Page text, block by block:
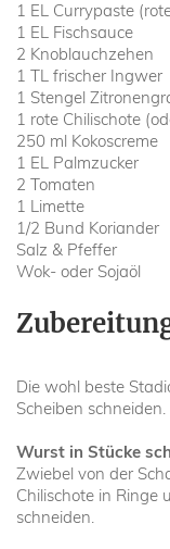
1 EL Currypaste
1 EL Fischsauce
2 Knoblauchzehen
1 TL frischer Ingwer
1 Stengel
1 rote Chilischote
250 ml Kokoscreme
1 EL Palmzucker
2 Tomaten
1 Limette
1/2 Bund Koriander
Salz & Pfeffer
Wok- oder Sojaöl
Die wohl beste
Scheiben schneiden.
Wurst in Stücke
Zwiebel von der
Chilischote in Ringe
schneiden.